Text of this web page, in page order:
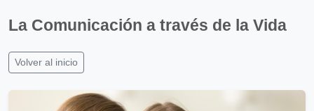
La Comunicación a través de la Vida
Volver al inicio